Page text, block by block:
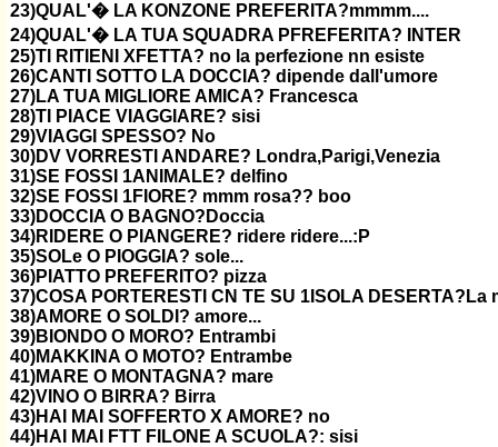
23)QUAL'� LA KONZONE PREFERITA?mmmm....
24)QUAL'� LA TUA SQUADRA PFREFERITA? INTER
25)TI RITIENI XFETTA? no la perfezione nn esiste
26)CANTI SOTTO LA DOCCIA? dipende dall'umore
27)LA TUA MIGLIORE AMICA? Francesca
28)TI PIACE VIAGGIARE? sisi
29)VIAGGI SPESSO? No
30)DV VORRESTI ANDARE? Londra,Parigi,Venezia
31)SE FOSSI 1ANIMALE? delfino
32)SE FOSSI 1FIORE? mmm rosa?? boo
33)DOCCIA O BAGNO?Doccia
34)RIDERE O PIANGERE? ridere ridere...:P
35)SOLe O PIOGGIA? sole...
36)PIATTO PREFERITO? pizza
37)COSA PORTERESTI CN TE SU 1ISOLA DESERTA?La
38)AMORE O SOLDI? amore...
39)BIONDO O MORO? Entrambi
40)MAKKINA O MOTO? Entrambe
41)MARE O MONTAGNA? mare
42)VINO O BIRRA? Birra
43)HAI MAI SOFFERTO X AMORE? no
44)HAI MAI FTT FILONE A SCUOLA?: sisi